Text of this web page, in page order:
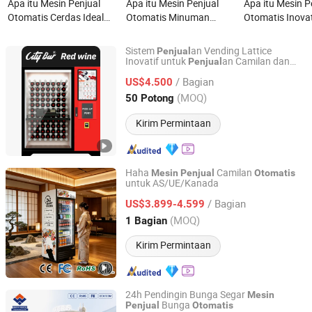
Apa itu Mesin Penjual
Otomatis Cerdas Ideal
dan Kebutuhan Sehari-
Apa itu Mesin Penjual
Otomatis Minuman
Haha 542 untuk UE
Apa itu Mesin
Otomatis
hingga 25
Sistem Penjual an Vending Lattice
Inovatif untuk Penjual an Camilan dan
US$4.500 / Bagian
50 Potong (MOQ)
Kirim Permintaan
Chuanghejia Technology (Huizhou) Co., Ltd.
Guangdong, China Harga mulai 2025
Haha Mesin Penjual Camilan Otomatis
untuk AS/UE/Kanada
US$3.899-4.599 / Bagian
1 Bagian (MOQ)
Kirim Permintaan
Shenzhen Haha Zero Beast Technology Co., Ltd.
Guangdong, China Harga mulai 2026
24h Pendingin Bunga Segar Mesin
Penjual Bunga Otomatis